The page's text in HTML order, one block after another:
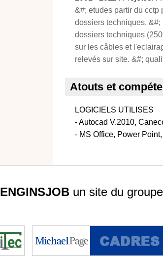
&#; etudes partir du cctp
dossiers techniques.
dossiers techniques
sur les câbles et
relevés sur site. &#;
Atouts et
LOGICIELS UTILISES
- Autocad V.2010,
- MS Office, Power
ENGINSJOB un site du groupe